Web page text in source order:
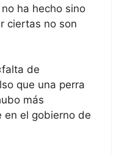
ha hecho sino
ciertas no son
de
que una perra
más
en el gobierno de